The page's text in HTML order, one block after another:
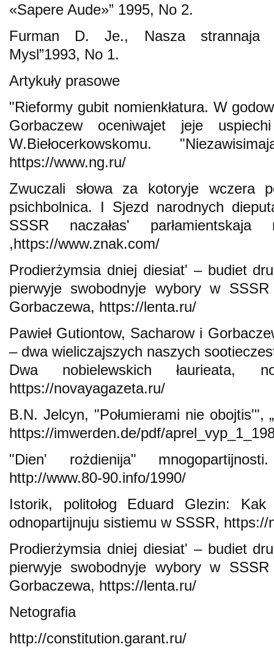
«Sapere Aude»” 1995, No 2.
Furman D. Je., Nasza strannaja
Mysl”1993, No 1.
Artykuły prasowe
"Rieformy gubit nomienkłatura. W
Gorbaczew oceniwajet jeje
W.Biełocerkowskomu.
https://www.ng.ru/
Zwuczali słowa za kotoryje wczera
psichbolnica. I Sjezd narodnych
SSSR naczałasʹ parłamientskaja
,https://www.znak.com/
Prodierżymsia dniej diesiatʹ – budiet
pierwyje swobodnyje wybory w
Gorbaczewa, https://lenta.ru/
Pawieł Gutiontow, Sacharow i
– dwa wieliczajszych naszych
Dwa nobielewskich łaurieata,
https://novayagazeta.ru/
B.N. Jelcyn, "Połumierami nie
https://imwerden.de/pdf/
"Dienʹ rożdienija"
http://www.80-90.info/1990/
Istorik, politołog Eduard Glezin: Kak
odnopartijnuju sistiemu w SSSR, https://
Prodierżymsia dniej diesiatʹ – budiet
pierwyje swobodnyje wybory w
Gorbaczewa, https://lenta.ru/
Netografia
http://constitution.garant.ru/